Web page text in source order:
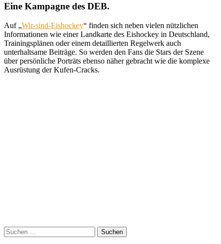
Eine Kampagne des DEB.
Auf „Wir-sind-Eishockey“ finden sich neben vielen nützlichen
Informationen wie einer Landkarte des Eishockey in Deutschland,
Trainingsplänen oder einem detaillierten Regelwerk auch
unterhaltsame Beiträge. So werden den Fans die Stars der Szene
über persönliche Porträts ebenso näher gebracht wie die komplexe
Ausrüstung der Kufen-Cracks.
Suchen
nach: